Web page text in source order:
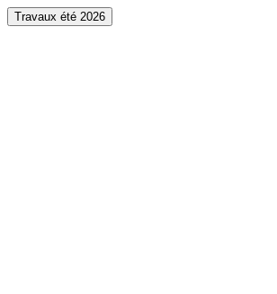
Travaux été 2026